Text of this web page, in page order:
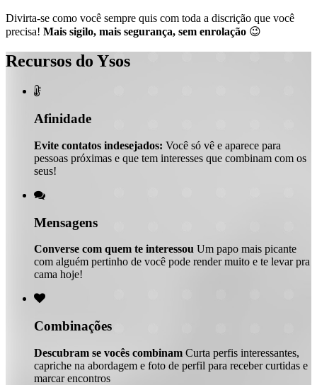
Divirta-se como você sempre quis com toda a discrição que você
precisa! Mais sigilo, mais segurança, sem enrolação 😉
Recursos do Ysos

Afinidade
Evite contatos indesejados: Você só vê e aparece para
pessoas próximas e que tem interesses que combinam com os
seus!

Mensagens
Converse com quem te interessou Um papo mais picante
com alguém pertinho de você pode render muito e te levar pra
cama hoje!

Combinações
Descubram se vocês combinam Curta perfis interessantes,
capriche na abordagem e foto de perfil para receber curtidas e
marcar encontros